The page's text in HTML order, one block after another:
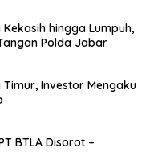
hingga Lumpuh,
Polda Jabar.
Investor Mengaku
BTLA Disorot –